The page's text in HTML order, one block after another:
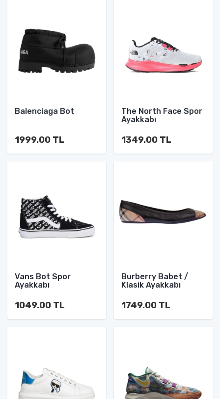
Balenciaga Bot
1999.00 TL
The North Face Spor
Ayakkabı
1349.00 TL
Vans Bot Spor
Ayakkabı
1049.00 TL
Burberry Babet /
Klasik Ayakkabı
1749.00 TL